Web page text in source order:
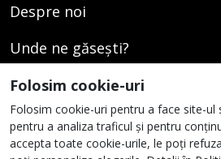
Despre noi
Unde ne găsești?
Urmați-ne
Folosim cookie-uri
Folosim cookie-uri pentru a face site-ul
pentru a analiza traficul și pentru
accepta toate cookie-urile, le poți